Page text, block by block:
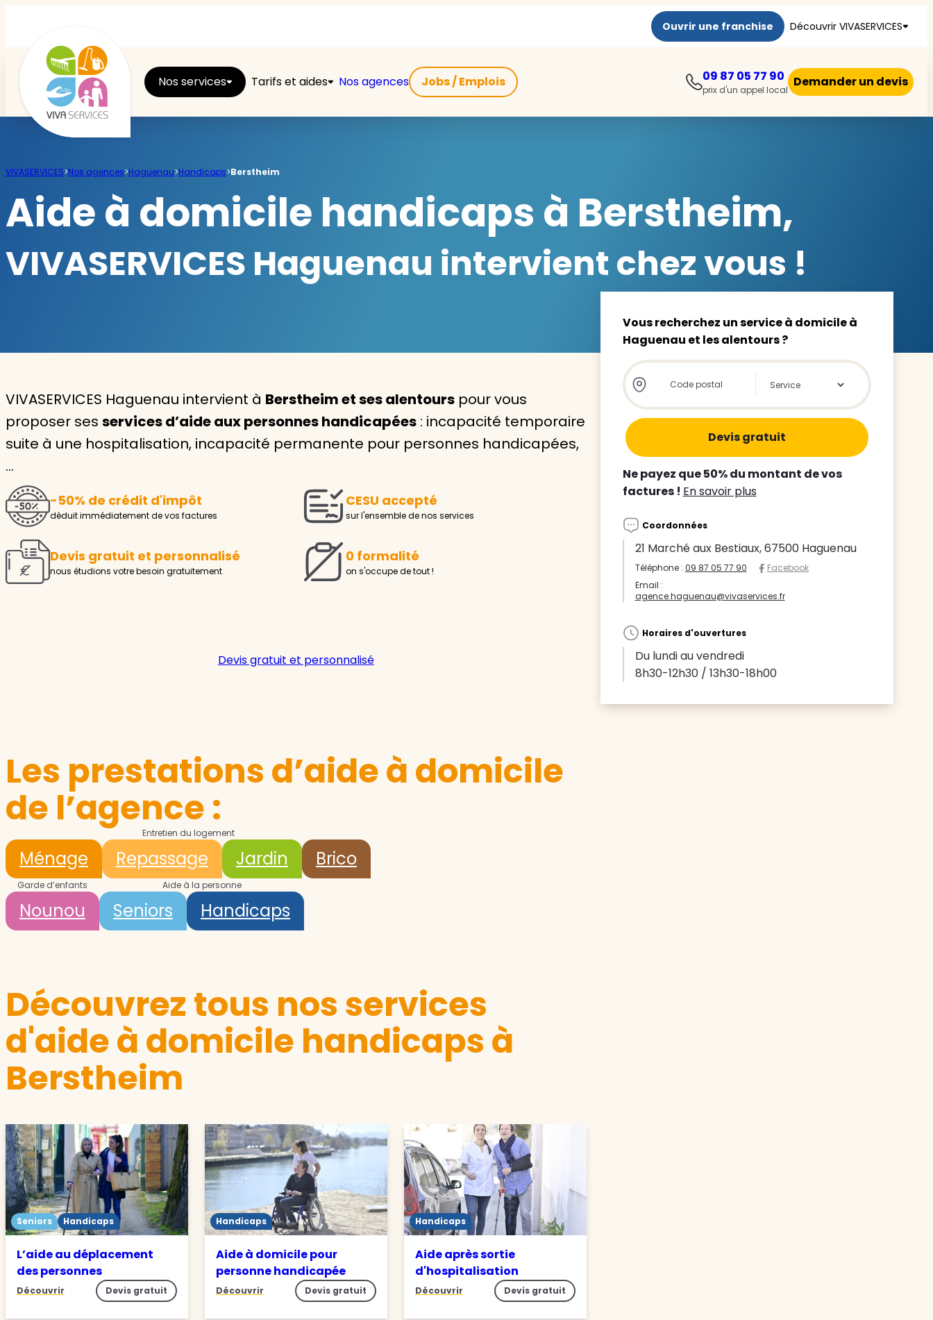
Ouvrir une franchise Découvrir VIVASERVICES
Nos services Tarifs et aides Nos agences Jobs / Emplois 09 87 05 77 90
prix d'un appel local
Demander un devis
Repassage
Jardin
Aide à la personne
Seniors
Voir tous les services
Avec VIVASERVICES, trouvez le
service à domicile qui vous
Pour l’entretien de votre logement, la garde de votre enfant
ou l’accompagnement d’un parent, nos intervenants à
domicile sont là pour vous épauler.
Trouver mon agence
VIVASERVICES>Nos agences>Haguenau>Handicaps>Berstheim
Aide à domicile handicaps à Berstheim,
VIVASERVICES Haguenau intervient chez vous !
VIVASERVICES Haguenau intervient à Berstheim et ses alentours pour vous
proposer ses services d’aide aux personnes handicapées : incapacité temporaire
suite à une hospitalisation, incapacité permanente pour personnes handicapées,
…
-50% de crédit d'impôt
déduit immédiatement de vos factures
CESU accepté
sur l'ensemble de nos services
Devis gratuit et personnalisé
nous étudions votre besoin gratuitement
0 formalité
on s'occupe de tout !
Devis gratuit et personnalisé
Les prestations d’aide à domicile
de l’agence :
Entretien du logement
Ménage Repassage Jardin Brico
Garde d’enfants
Nounou
Aide à la personne
Seniors Handicaps
Découvrez tous nos services
d'aide à domicile handicaps à
Berstheim
Seniors Handicaps
L’aide au déplacement
des personnes
Découvrir Devis gratuit
Handicaps
Aide à domicile pour
personne handicapée
Découvrir Devis gratuit
Handicaps
Aide après sortie
d'hospitalisation
Découvrir Devis gratuit
Vous recherchez un service à domicile à
Haguenau et les alentours ?
Store locator global - Autocompletion
Rechercher
Ne payez que 50% du montant de vos
factures ! En savoir plus
Coordonnées
21 Marché aux Bestiaux, 67500 Haguenau
Téléphone : 09 87 05 77 90
Facebook
Email :
agence.haguenau@vivaservices.fr
Horaires d'ouvertures
Du lundi au vendredi
8h30-12h30 / 13h30-18h00